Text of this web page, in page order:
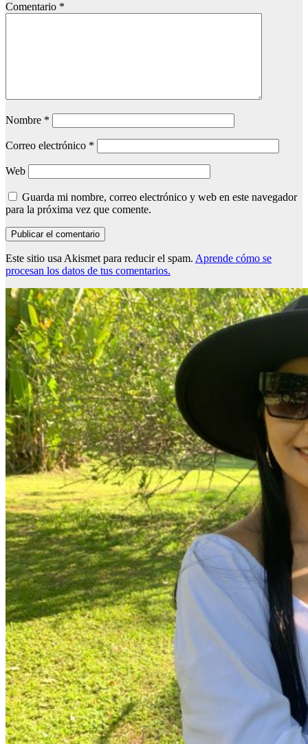
Comentario *
Nombre *
Correo electrónico *
Web
Guarda mi nombre, correo electrónico y web en este navegador
para la próxima vez que comente.
Este sitio usa Akismet para reducir el spam. Aprende cómo se
procesan los datos de tus comentarios.